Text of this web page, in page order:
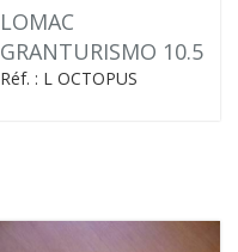
LOMAC
GRANTURISMO 10.5
Réf. : L OCTOPUS